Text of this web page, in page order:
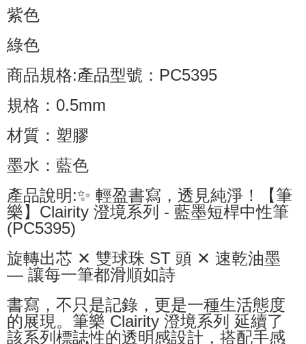
紫色
綠色
商品規格:產品型號：PC5395
規格：0.5mm
材質：塑膠
墨水：藍色
產品說明:✨ 輕盈書寫，透見純淨！【筆
樂】Clairity 澄境系列 - 藍墨短桿中性筆
(PC5395)
旋轉出芯 ✕ 雙球珠 ST 頭 ✕ 速乾油墨
— 讓每一筆都滑順如詩
書寫，不只是記錄，更是一種生活態度
的展現。筆樂 Clairity 澄境系列 延續了
該系列標誌性的透明感設計，搭配手感